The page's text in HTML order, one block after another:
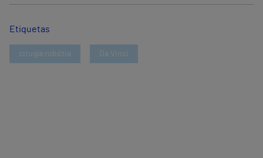
Etiquetas
cirugía robótia Da Vinci